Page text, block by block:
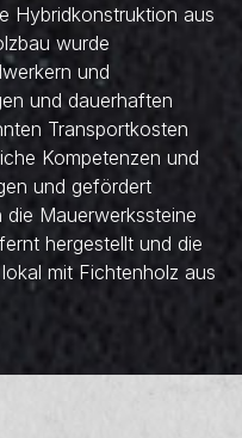
Hybridkonstruktion aus
wurde
und
und dauerhaften
Transportkosten
Kompetenzen und
und gefördert
Mauerwerkssteine
hergestellt und die
mit Fichtenholz aus